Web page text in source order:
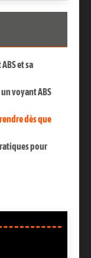
et sa
voyant ABS
dès que
pour